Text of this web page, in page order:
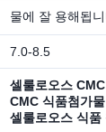
물에 잘 용해됩
7.0-8.5
셀룰로오스
CMC 식품첨가
셀룰로오스 식품